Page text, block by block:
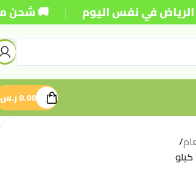
في نفس اليوم | 🚚 شحن مجاني
0.00ر.س
/